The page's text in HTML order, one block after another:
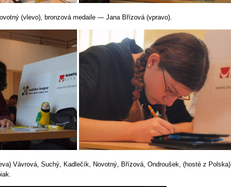
(vlevo), bronzová medaile — Jana Břízová (vpravo).
Vávrová, Suchý, Kadlečík, Novotný, Břízová, Ondroušek, (hosté z Polska)